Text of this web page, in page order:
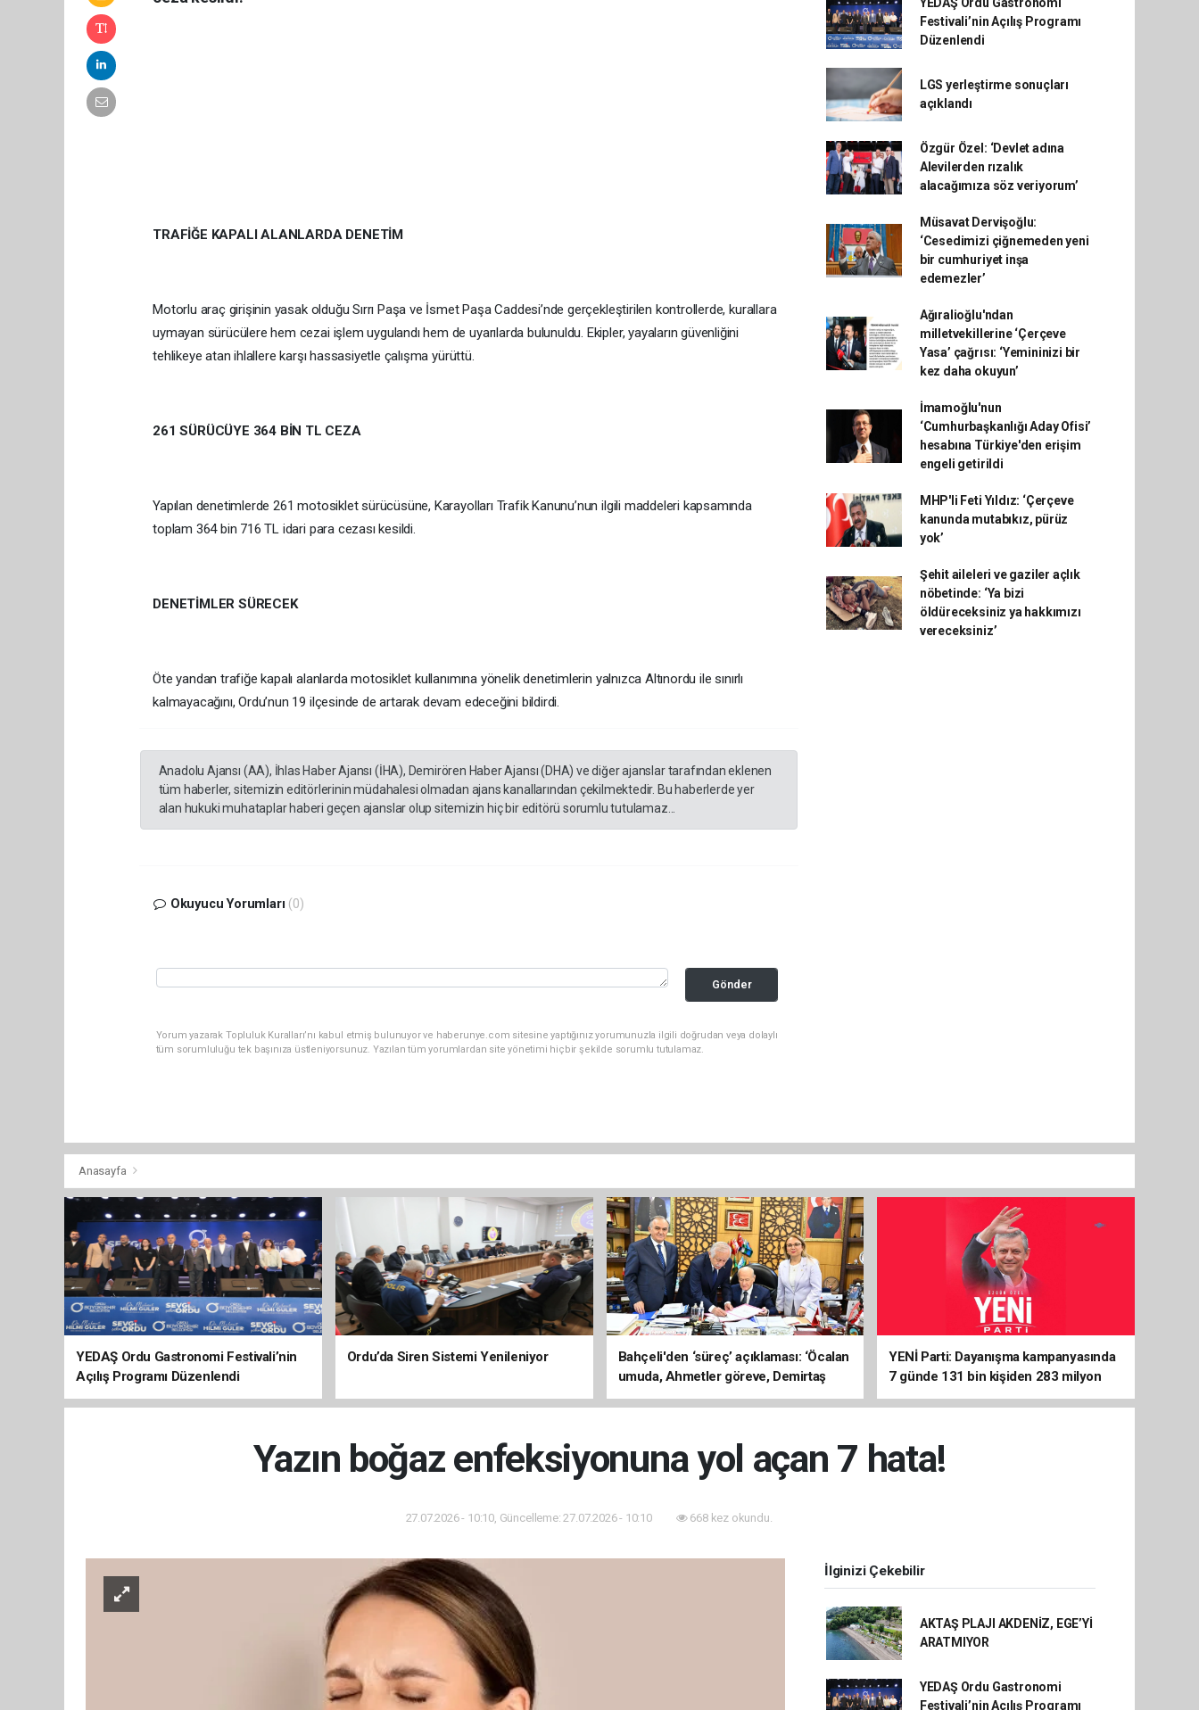
TRAFİĞE KAPALI ALANLARDA DENETİM
Motorlu araç girişinin yasak olduğu Sırrı Paşa ve İsmet Paşa Caddesi’nde gerçekleştirilen kontrollerde, kurallara
uymayan sürücülere hem cezai işlem uygulandı hem de uyarılarda bulunuldu. Ekipler, yayaların güvenliğini
tehlikeye atan ihlallere karşı hassasiyetle çalışma yürüttü.
261 SÜRÜCÜYE 364 BİN TL CEZA
Yapılan denetimlerde 261 motosiklet sürücüsüne, Karayolları Trafik Kanunu’nun ilgili maddeleri kapsamında
toplam 364 bin 716 TL idari para cezası kesildi.
DENETİMLER SÜRECEK
Öte yandan trafiğe kapalı alanlarda motosiklet kullanımına yönelik denetimlerin yalnızca Altınordu ile sınırlı
kalmayacağını, Ordu’nun 19 ilçesinde de artarak devam edeceğini bildirdi.
Anadolu Ajansı (AA), İhlas Haber Ajansı (İHA), Demirören Haber Ajansı (DHA) ve diğer ajanslar tarafından eklenen
tüm haberler, sitemizin editörlerinin müdahalesi olmadan ajans kanallarından çekilmektedir. Bu haberlerde yer
alan hukuki muhataplar haberi geçen ajanslar olup sitemizin hiç bir editörü sorumlu tutulamaz...
Okuyucu Yorumları (0)
Gönder
Yorum yazarak Topluluk Kuralları’nı kabul etmiş bulunuyor ve haberunye.com sitesine yaptığınız yorumunuzla ilgili doğrudan veya dolaylı
tüm sorumluluğu tek başınıza üstleniyorsunuz. Yazılan tüm yorumlardan site yönetimi hiçbir şekilde sorumlu tutulamaz.
Festivali’nin Açılış Programı
Düzenlendi
LGS yerleştirme sonuçları
açıklandı
Özgür Özel: ‘Devlet adına
Alevilerden rızalık
alacağımıza söz veriyorum’
Müsavat Dervişoğlu:
‘Cesedimizi çiğnemeden yeni
bir cumhuriyet inşa
edemezler’
Ağıralioğlu'ndan
milletvekillerine ‘Çerçeve
Yasa’ çağrısı: ‘Yemininizi bir
kez daha okuyun’
İmamoğlu'nun
‘Cumhurbaşkanlığı Aday Ofisi’
hesabına Türkiye'den erişim
engeli getirildi
MHP'li Feti Yıldız: ‘Çerçeve
kanunda mutabıkız, pürüz
yok’
Şehit aileleri ve gaziler açlık
nöbetinde: ‘Ya bizi
öldüreceksiniz ya hakkımızı
vereceksiniz’
Anasayfa
YEDAŞ Ordu Gastronomi Festivali’nin
Açılış Programı Düzenlendi
Ordu’da Siren Sistemi Yenileniyor
Bahçeli'den ‘süreç’ açıklaması: ‘Öcalan
umuda, Ahmetler göreve, Demirtaş
evine dönmeli’
YENİ Parti: Dayanışma kampanyasında
7 günde 131 bin kişiden 283 milyon
liralık destek
Yazın boğaz enfeksiyonuna yol açan 7 hata!
27.07.2026 - 10:10, Güncelleme: 27.07.2026 - 10:10 668 kez okundu.
İlginizi Çekebilir
AKTAŞ PLAJI AKDENİZ, EGE’Yİ
ARATMIYOR
YEDAŞ Ordu Gastronomi
Festivali’nin Açılış Programı